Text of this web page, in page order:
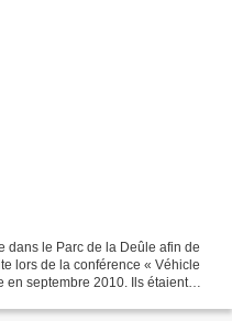
dans le Parc de la Deûle afin de
lors de la conférence « Véhicle
en septembre 2010. Ils étaient